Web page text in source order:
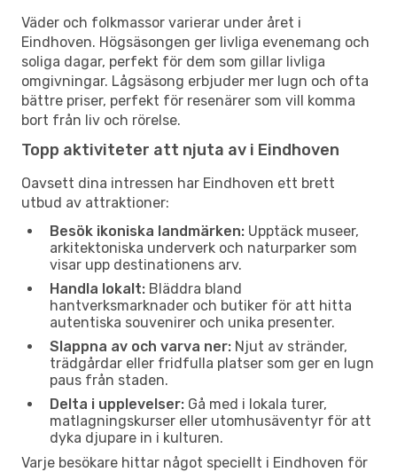
Väder och folkmassor varierar under året i
Eindhoven. Högsäsongen ger livliga evenemang och
soliga dagar, perfekt för dem som gillar livliga
omgivningar. Lågsäsong erbjuder mer lugn och ofta
bättre priser, perfekt för resenärer som vill komma
bort från liv och rörelse.
Topp aktiviteter att njuta av i Eindhoven
Oavsett dina intressen har Eindhoven ett brett
utbud av attraktioner:
Besök ikoniska landmärken: Upptäck museer,
arkitektoniska underverk och naturparker som
visar upp destinationens arv.
Handla lokalt: Bläddra bland
hantverksmarknader och butiker för att hitta
autentiska souvenirer och unika presenter.
Slappna av och varva ner: Njut av stränder,
trädgårdar eller fridfulla platser som ger en lugn
paus från staden.
Delta i upplevelser: Gå med i lokala turer,
matlagningskurser eller utomhusäventyr för att
dyka djupare in i kulturen.
Varje besökare hittar något speciellt i Eindhoven för